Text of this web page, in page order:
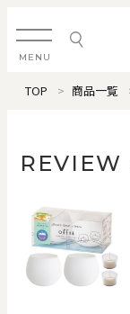
MENU
ログイン・
すべてのアイテ
TOP 商品一覧
REVIEW